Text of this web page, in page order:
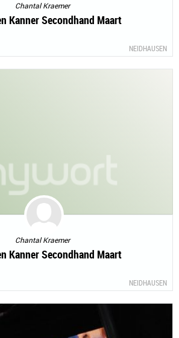
Chantal Kraemer
Kanner Secondhand Maart
NEIDHAUSEN
Chantal Kraemer
Kanner Secondhand Maart
NEIDHAUSEN